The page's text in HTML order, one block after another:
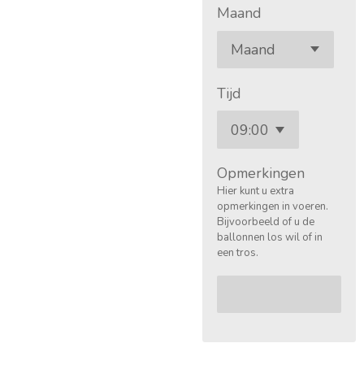
Maand
Tijd
Opmerkingen
Hier kunt u extra
opmerkingen in voeren.
Bijvoorbeeld of u de
ballonnen los wil of in
een tros.